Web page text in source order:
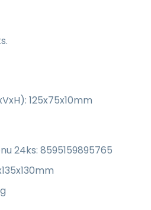
125x75x10mm
24ks: 8595159895765